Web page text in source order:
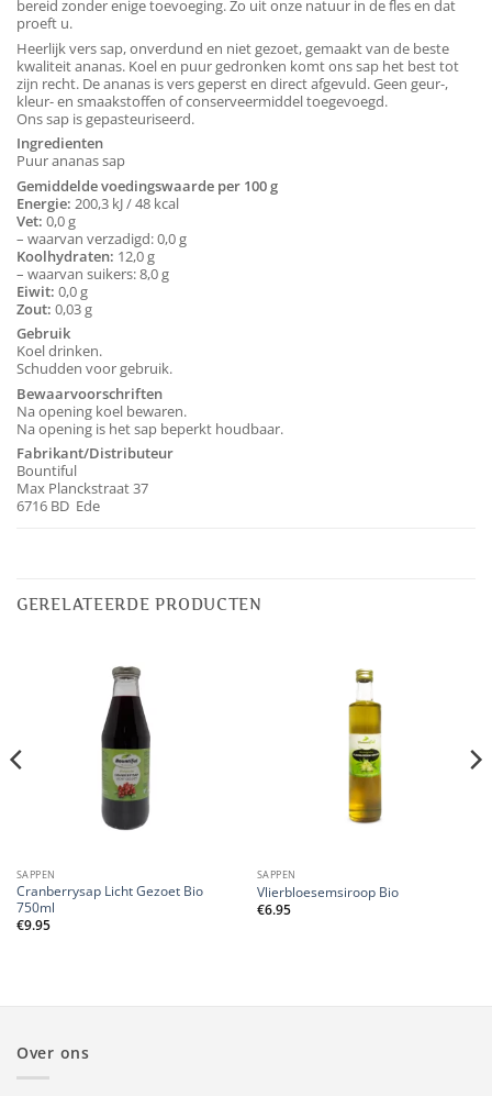
bereid zonder enige toevoeging. Zo uit onze natuur in de fles en dat
proeft u.
Heerlijk vers sap, onverdund en niet gezoet, gemaakt van de beste
kwaliteit ananas. Koel en puur gedronken komt ons sap het best tot
zijn recht. De ananas is vers geperst en direct afgevuld. Geen geur-,
kleur- en smaakstoffen of conserveermiddel toegevoegd.
Ons sap is gepasteuriseerd.
Ingredienten
Puur ananas sap
Gemiddelde voedingswaarde per 100 g
Energie: 200,3 kJ / 48 kcal
Vet: 0,0 g
– waarvan verzadigd: 0,0 g
Koolhydraten: 12,0 g
– waarvan suikers: 8,0 g
Eiwit: 0,0 g
Zout: 0,03 g
Gebruik
Koel drinken.
Schudden voor gebruik.
Bewaarvoorschriften
Na opening koel bewaren.
Na opening is het sap beperkt houdbaar.
Fabrikant/Distributeur
Bountiful
Max Planckstraat 37
6716 BD Ede
GERELATEERDE PRODUCTEN
SAPPEN
Cranberrysap Licht Gezoet Bio
750ml
€9.95
SAPPEN
Vlierbloesemsiroop Bio
€6.95
Over ons